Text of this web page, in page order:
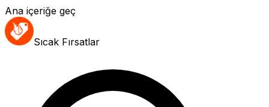
Ana içeriğe geç
Sıcak Fırsatlar